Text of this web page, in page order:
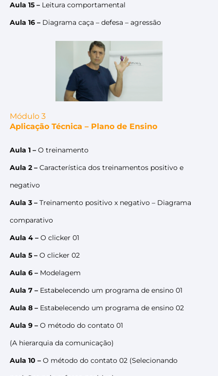
Aula 15 – Leitura comportamental
Aula 16 – Diagrama caça – defesa – agressão
Módulo 3
Aplicação Técnica – Plano de Ensino
Aula 1 – O treinamento
Aula 2 – Característica dos treinamentos positivo e
negativo
Aula 3 – Treinamento positivo x negativo – Diagrama
comparativo
Aula 4 – O clicker 01
Aula 5 – O clicker 02
Aula 6 – Modelagem
Aula 7 – Estabelecendo um programa de ensino 01
Aula 8 – Estabelecendo um programa de ensino 02
Aula 9 – O método do contato 01
(A hierarquia da comunicação)
Aula 10 – O método do contato 02 (Selecionando